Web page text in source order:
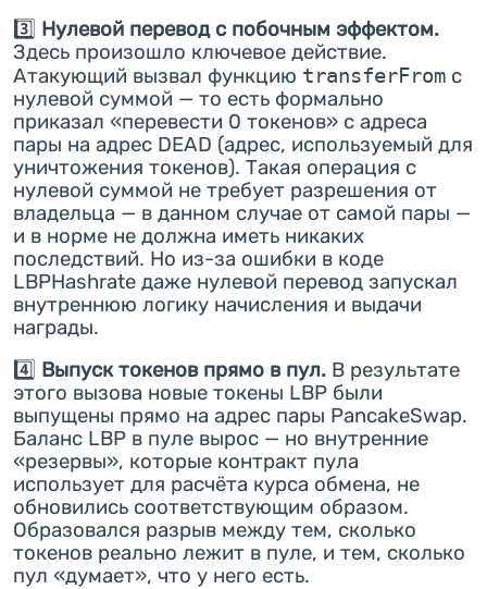
3️⃣ Нулевой перевод с побочным эффектом.
Здесь произошло ключевое действие.
Атакующий вызвал функцию transferFrom с
нулевой суммой — то есть формально
приказал «перевести 0 токенов» с адреса
пары на адрес DEAD (адрес, используемый для
уничтожения токенов). Такая операция с
нулевой суммой не требует разрешения от
владельца — в данном случае от самой пары —
и в норме не должна иметь никаких
последствий. Но из-за ошибки в коде
LBPHashrate даже нулевой перевод запускал
внутреннюю логику начисления и выдачи
награды.
4️⃣ Выпуск токенов прямо в пул. В результате
этого вызова новые токены LBP были
выпущены прямо на адрес пары PancakeSwap.
Баланс LBP в пуле вырос — но внутренние
«резервы», которые контракт пула
использует для расчёта курса обмена, не
обновились соответствующим образом.
Образовался разрыв между тем, сколько
токенов реально лежит в пуле, и тем, сколько
пул «думает», что у него есть.